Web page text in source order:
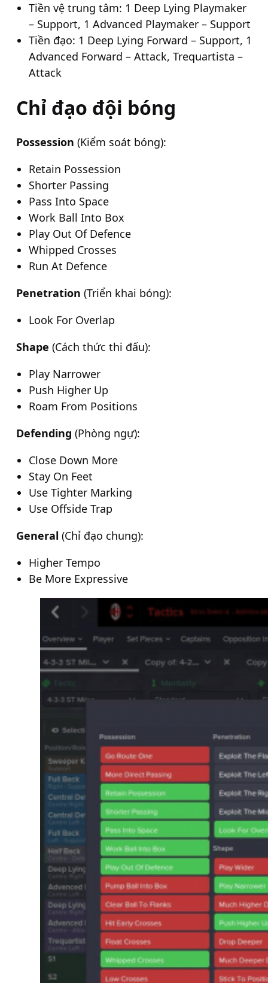
Tiền vệ trung tâm: 1 Deep Lying Playmaker
– Support, 1 Advanced Playmaker – Support
Tiền đạo: 1 Deep Lying Forward – Support, 1
Advanced Forward – Attack, Trequartista –
Attack
Chỉ đạo đội bóng
Possession (Kiểm soát bóng):
Retain Possession
Shorter Passing
Pass Into Space
Work Ball Into Box
Play Out Of Defence
Whipped Crosses
Run At Defence
Penetration (Triển khai bóng):
Look For Overlap
Shape (Cách thức thi đấu):
Play Narrower
Push Higher Up
Roam From Positions
Defending (Phòng ngự):
Close Down More
Stay On Feet
Use Tighter Marking
Use Offside Trap
General (Chỉ đạo chung):
Higher Tempo
Be More Expressive